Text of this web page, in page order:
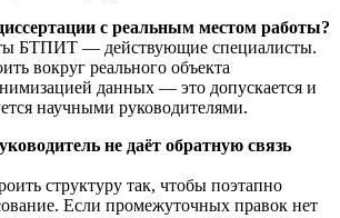
с реальным местом работы?
БТПИТ — действующие специалисты.
вокруг реального объекта
данных — это допускается и
научными руководителями.
не даёт обратную связь
структуру так, чтобы поэтапно
Если промежуточных правок нет